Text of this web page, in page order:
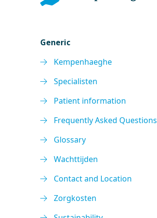
Generic
Kempenhaeghe
Specialisten
Patient information
Frequently Asked Questions
Glossary
Wachttijden
Contact and Location
Zorgkosten